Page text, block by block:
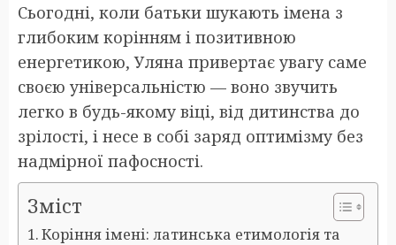
Сьогодні, коли батьки шукають імена з
глибоким корінням і позитивною
енергетикою, Уляна привертає увагу саме
своєю універсальністю — воно звучить
легко в будь-якому віці, від дитинства до
зрілості, і несе в собі заряд оптимізму без
надмірної пафосності.
Зміст
Коріння імені: латинська етимологія та